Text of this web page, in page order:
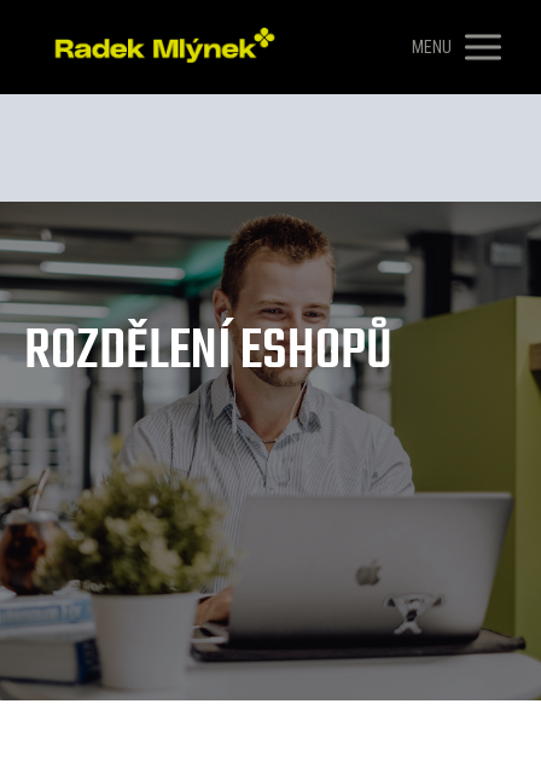
MENU
ROZDĚLENÍ ESHOPŮ